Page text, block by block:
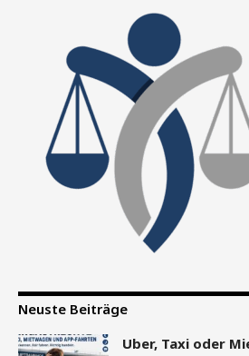
Neuste Beiträge
Uber, Taxi oder